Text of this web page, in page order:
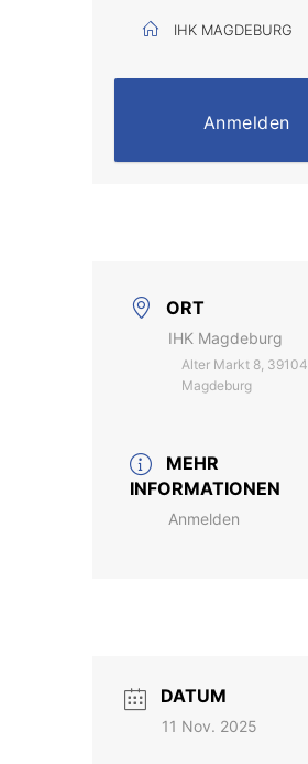
IHK MAGDEBURG
Anmelden
ORT
IHK Magdeburg
Alter Markt 8, 39104
Magdeburg
MEHR
INFORMATIONEN
Anmelden
DATUM
11 Nov. 2025